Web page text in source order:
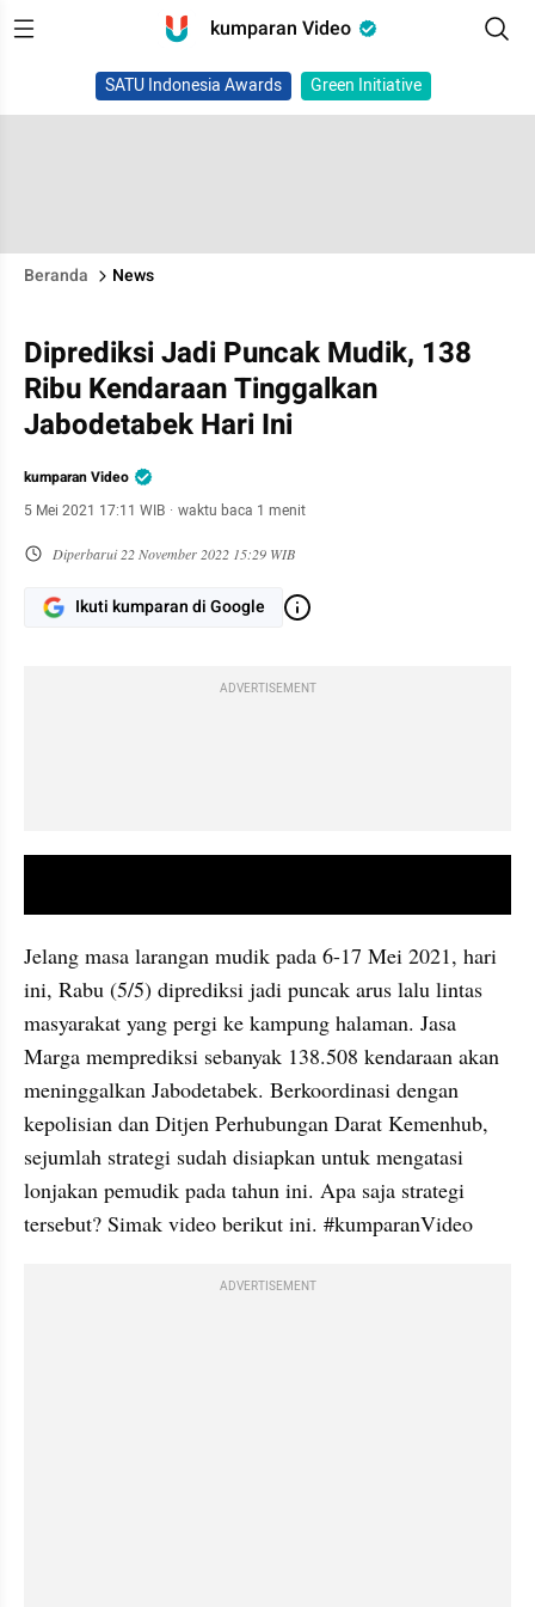
kumparan Video
SATU Indonesia Awards Green Initiative
Beranda News
Diprediksi Jadi Puncak Mudik, 138
Ribu Kendaraan Tinggalkan
Jabodetabek Hari Ini
kumparan Video
5 Mei 2021 17:11 WIB · waktu baca 1 menit
Diperbarui22 November 2022 15:29 WIB
Ikuti kumparan di Google
ADVERTISEMENT
Jelang masa larangan mudik pada 6-17 Mei 2021, hari
ini, Rabu (5/5) diprediksi jadi puncak arus lalu lintas
masyarakat yang pergi ke kampung halaman. Jasa
Marga memprediksi sebanyak 138.508 kendaraan akan
meninggalkan Jabodetabek. Berkoordinasi dengan
kepolisian dan Ditjen Perhubungan Darat Kemenhub,
sejumlah strategi sudah disiapkan untuk mengatasi
lonjakan pemudik pada tahun ini. Apa saja strategi
tersebut? Simak video berikut ini. #kumparanVideo
ADVERTISEMENT